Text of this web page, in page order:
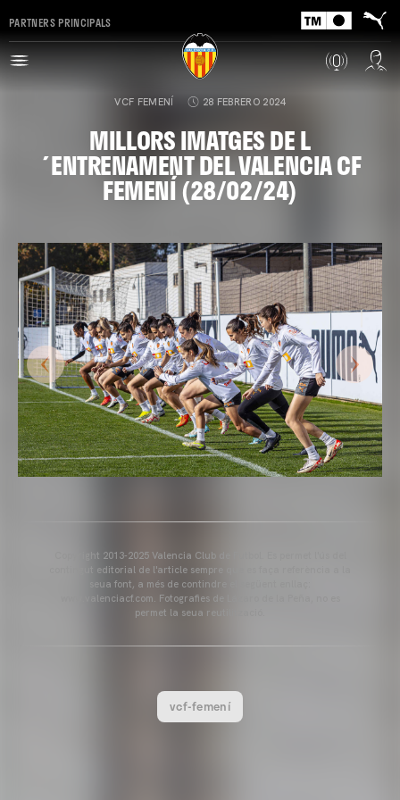
PARTNERS PRINCIPALS
VCF FEMENÍ 28 FEBRERO 2024
MILLORS IMATGES DE L
´ENTRENAMENT DEL VALENCIA CF
FEMENÍ (28/02/24)
Copyright 2013-2025 Valencia Club de Futbol. Es permet l'ús del
contingut editorial de l'article sempre que es faça referència a la
seua font, a més de contindre el següent enllaç:
www.valenciacf.com. Fotografies de Lázaro de la Peña, no es
permet la seua reutilització.
vcf-femení